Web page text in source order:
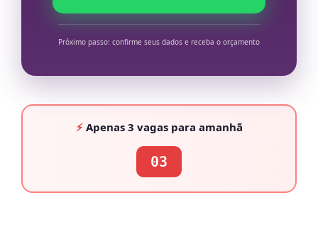
Próximo passo: confirme seus dados e receba o orçamento
⚡Apenas 3 vagaspara amanhã
03